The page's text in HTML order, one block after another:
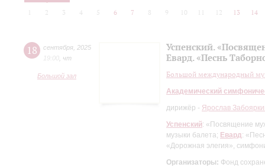
2 3 4 5 6 7 8 9 10 12 13 14
18 сентября 2025
19:00 чт
Большой зал
Успенский.
Евард. «Песнь
Большой международный
Академический
дирижёр - Ярослав
Успенский: «Посвящение
музыки балета; Евард:
«Дорожная элегия»,
Организаторы: Фонд